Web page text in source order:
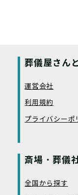
葬儀屋さん
運営会社
利用規約
プライバシーポ
斎場・葬儀
全国から探す